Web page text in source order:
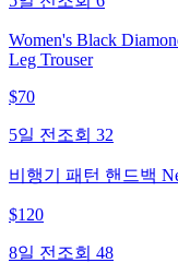
Women's Black
Leg Trouser
$70
5일 전 조회 32
비행기 패턴 핸드백
$120
8일 전 조회 48